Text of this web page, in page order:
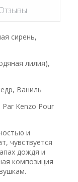
сирень,
лилия),
Ваниль
Kenzo Pour
и
чувствуется
дождя и
композиция